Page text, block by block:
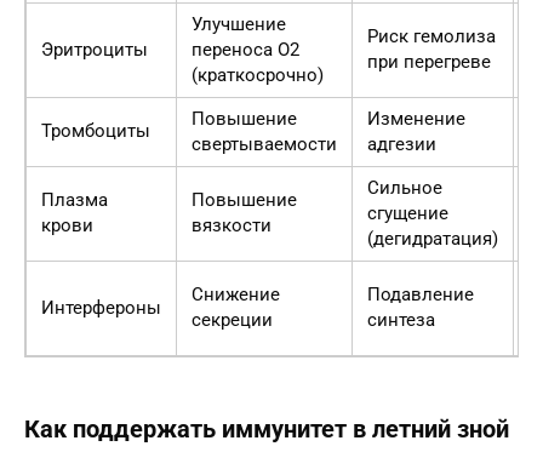
Эритроциты
Улучшение
переноса O2
(краткосрочно)
Риск гемолиза
при перегреве
Тромбоциты
Повышение
свертываемости
Изменение
адгезии
Плазма
крови
Повышение
вязкости
Сильное
сгущение
(дегидратация)
Интерфероны
Снижение
секреции
Подавление
синтеза
Как поддержать иммунитет в летний зной